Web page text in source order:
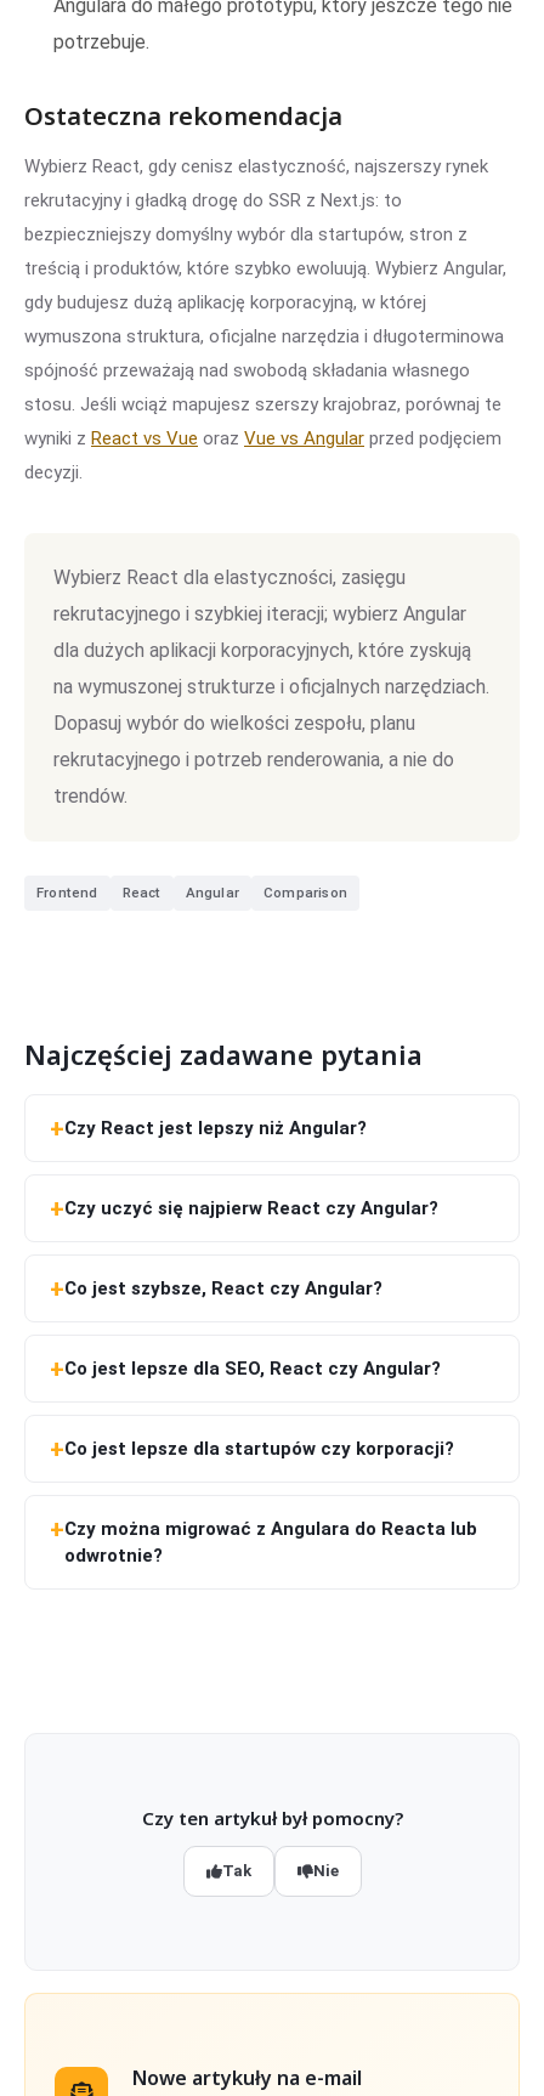
Angulara do małego prototypu, który jeszcze tego nie
potrzebuje.
Ostateczna rekomendacja
Wybierz React, gdy cenisz elastyczność, najszerszy rynek
rekrutacyjny i gładką drogę do SSR z Next.js: to
bezpieczniejszy domyślny wybór dla startupów, stron z
treścią i produktów, które szybko ewoluują. Wybierz Angular,
gdy budujesz dużą aplikację korporacyjną, w której
wymuszona struktura, oficjalne narzędzia i długoterminowa
spójność przeważają nad swobodą składania własnego
stosu. Jeśli wciąż mapujesz szerszy krajobraz, porównaj te
wyniki z React vs Vue oraz Vue vs Angular przed podjęciem
decyzji.
Wybierz React dla elastyczności, zasięgu
rekrutacyjnego i szybkiej iteracji; wybierz Angular
dla dużych aplikacji korporacyjnych, które zyskują
na wymuszonej strukturze i oficjalnych narzędziach.
Dopasuj wybór do wielkości zespołu, planu
rekrutacyjnego i potrzeb renderowania, a nie do
trendów.
Frontend React Angular Comparison
Najczęściej zadawane pytania
Czy React jest lepszy niż Angular?
Czy uczyć się najpierw React czy Angular?
Co jest szybsze, React czy Angular?
Co jest lepsze dla SEO, React czy Angular?
Co jest lepsze dla startupów czy korporacji?
Czy można migrować z Angulara do Reacta lub
odwrotnie?
Czy ten artykuł był pomocny?
Tak Nie
Nowe artykuły na e-mail